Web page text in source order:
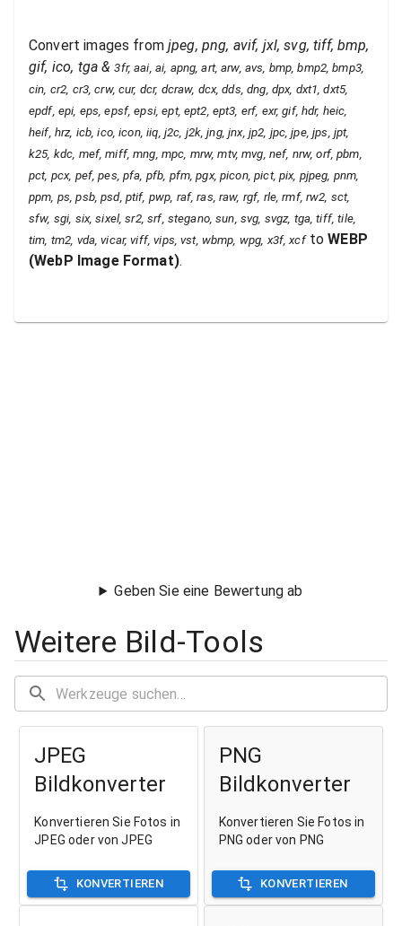
Convert images fromjpeg, png, avif, jxl, svg, tiff, bmp,
gif, ico, tga&3fr, aai, ai, apng, art, arw, avs, bmp, bmp2, bmp3,
cin, cr2, cr3, crw, cur, dcr, dcraw, dcx, dds, dng, dpx, dxt1, dxt5,
epdf, epi, eps, epsf, epsi, ept, ept2, ept3, erf, exr, gif, hdr, heic,
heif, hrz, icb, ico, icon, iiq, j2c, j2k, jng, jnx, jp2, jpc, jpe, jps, jpt,
k25, kdc, mef, miff, mng, mpc, mrw, mtv, mvg, nef, nrw, orf, pbm,
pct, pcx, pef, pes, pfa, pfb, pfm, pgx, picon, pict, pix, pjpeg, pnm,
ppm, ps, psb, psd, ptif, pwp, raf, ras, raw, rgf, rle, rmf, rw2, sct,
sfw, sgi, six, sixel, sr2, srf, stegano, sun, svg, svgz, tga, tiff, tile,
tim, tm2, vda, vicar, viff, vips, vst, wbmp, wpg, x3f, xcftoWEBP
(WebP Image Format).
Geben Sie eine Bewertung ab
Weitere Bild-Tools
JPEG
Bildkonverter
Konvertieren Sie Fotos in
JPEG oder von JPEG
KONVERTIEREN
PNG
Bildkonverter
Konvertieren Sie Fotos in
PNG oder von PNG
KONVERTIEREN